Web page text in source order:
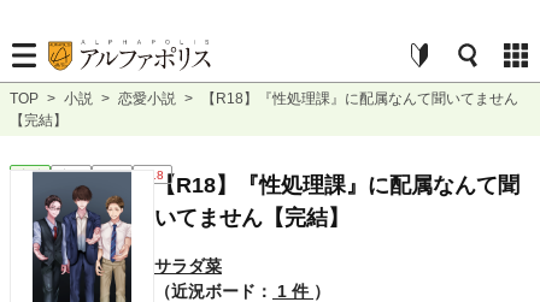
TOP > 小説 > 恋愛小説 >
【R18】『性処理課』に配属なんて聞いてません
【完結】
恋愛 完結 短編 R18【R18】『性処理課』に配属なんて聞
いてません【完結】
サラダ菜
（近況ボード：
1 件 ）